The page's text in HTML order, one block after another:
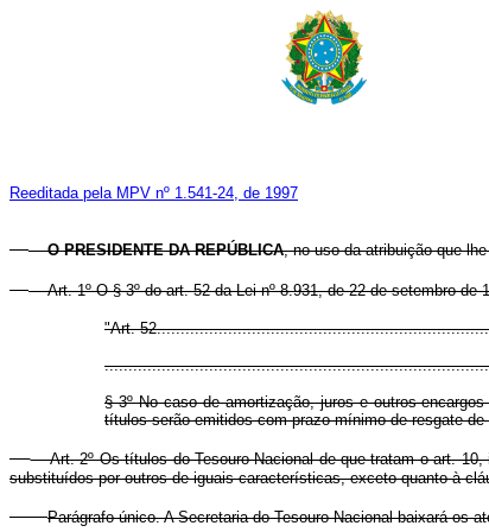
Reeditada pela MPV nº 1.541-24, de 1997
O PRESIDENTE DA REPÚBLICA, no uso da atribuição que
Art. 1º O § 3º do art. 52 da Lei nº 8.931, de 22 de setembro
"Art.
§ 3º No caso de amortização, juros e outros
títulos serão emitidos com prazo mínimo de resgate
Art. 2º Os títulos do Tesouro Nacional de que tratam o art. 10,
substituídos por outros de iguais características, exceto quanto à
Parágrafo único. A Secretaria do Tesouro Nacional baixará os